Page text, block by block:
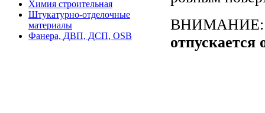
Химия строительная
Штукатурно-отделочные
материалы
Фанера, ДВП, ДСП, OSB
отпускается